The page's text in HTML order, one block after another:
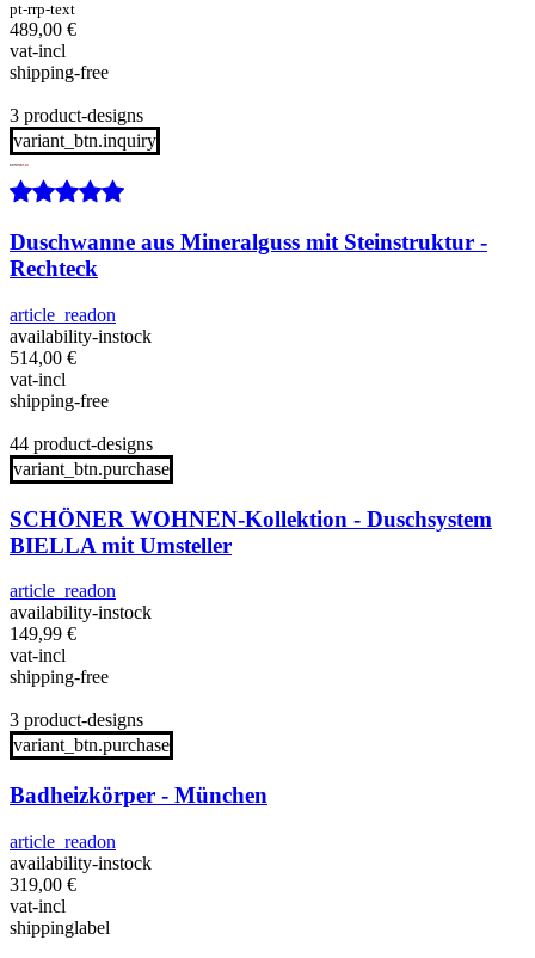
pt-rrp-text
489,00 €
vat-incl
shipping-free
3 product-designs
variant_btn.inquiry
Duschwanne aus Mineralguss mit Steinstruktur -
Rechteck
article_readon
availability-instock
514,00 €
vat-incl
shipping-free
44 product-designs
variant_btn.purchase
SCHÖNER WOHNEN-Kollektion - Duschsystem
BIELLA mit Umsteller
article_readon
availability-instock
149,99 €
vat-incl
shipping-free
3 product-designs
variant_btn.purchase
Badheizkörper - München
article_readon
availability-instock
319,00 €
vat-incl
shippinglabel